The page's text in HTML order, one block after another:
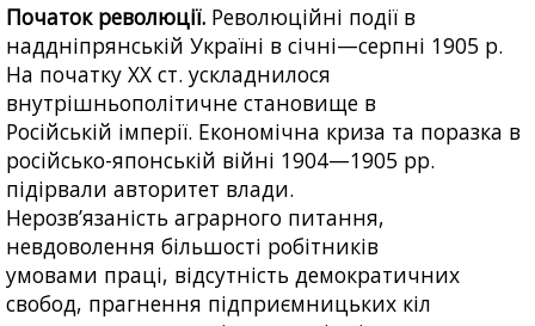
Початок революції. Революційні події в
наддніпрянській Україні в січні—серпні 1905 р.
На початку XX ст. ускладнилося
внутрішньополітичне становище в
Російській імперії. Економічна криза та поразка в
російсько-японській війні 1904—1905 рр.
підірвали авторитет влади.
Нерозв’язаність аграрного питання,
невдоволення більшості робітників
умовами праці, відсутність демократичних
свобод, прагнення підприємницьких кіл